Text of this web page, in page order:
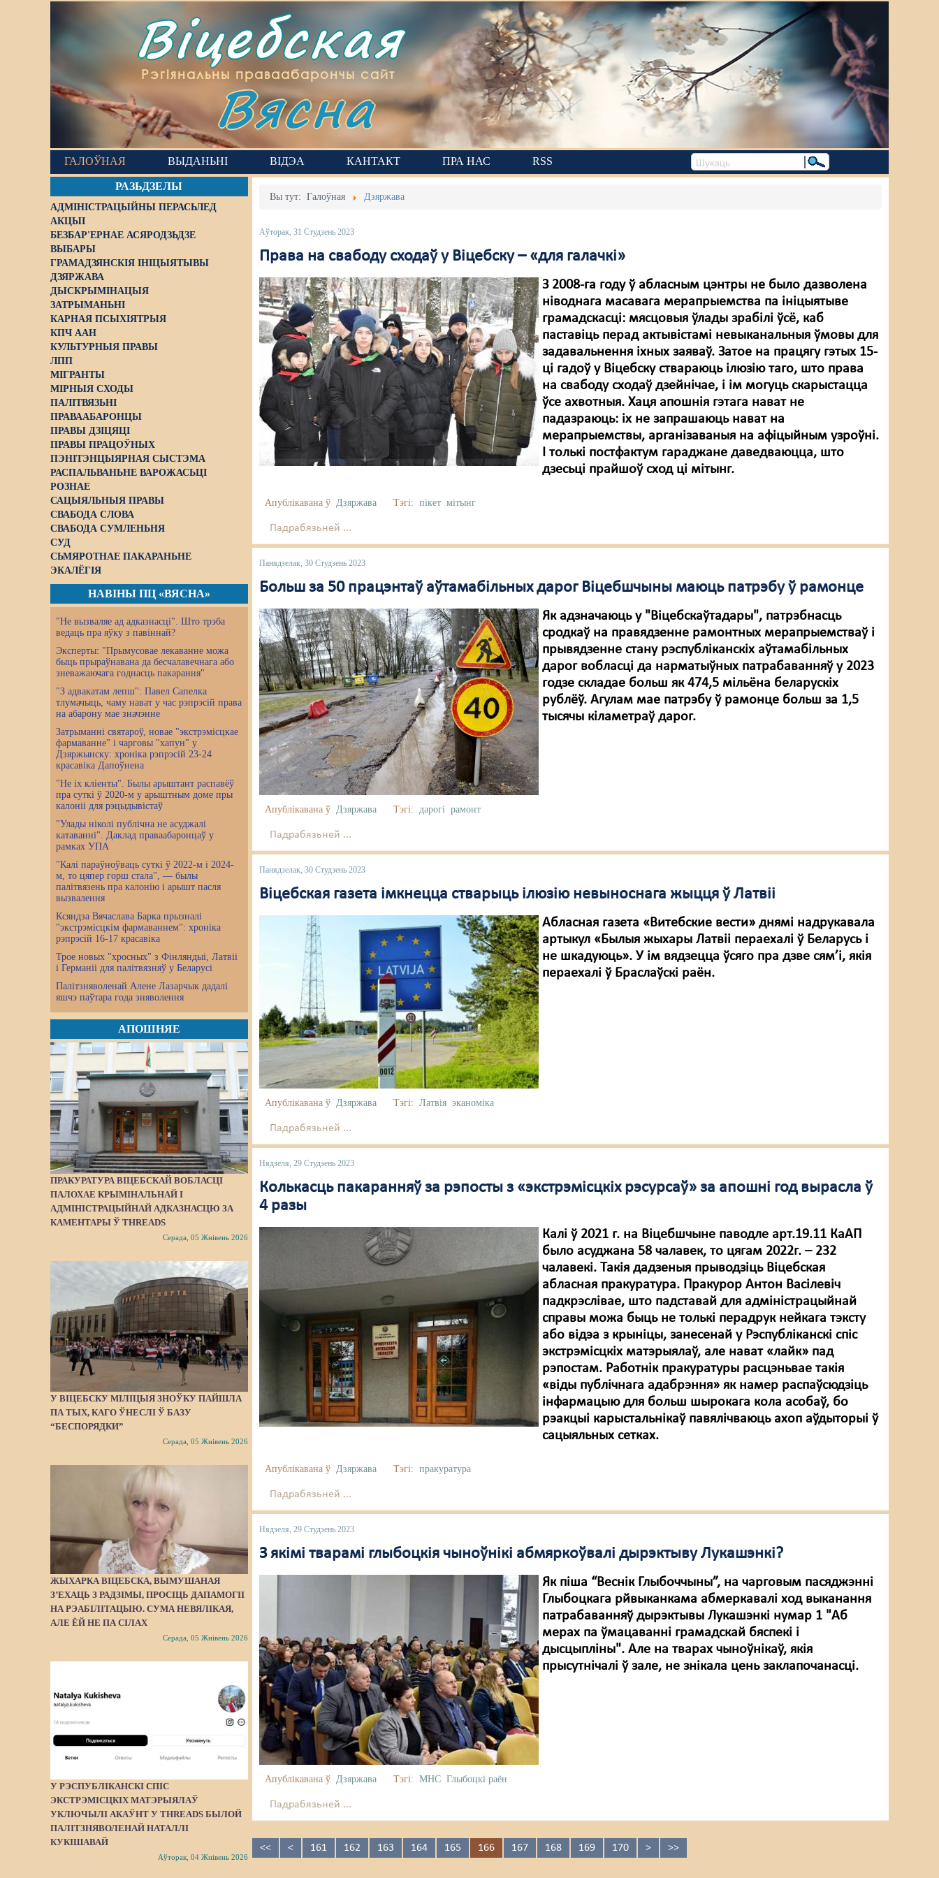
Віцебская
Рэгіянальны праваабарончы сайт
Вясна
ГАЛОЎНАЯ ВЫДАНЬНІ ВІДЭА КАНТАКТ ПРА НАС RSS
РАЗЬДЗЕЛЫ
АДМІНІСТРАЦЫЙНЫ ПЕРАСЬЛЕД
АКЦЫІ
БЕЗБАР'ЕРНАЕ АСЯРОДЗЬДЗЕ
ВЫБАРЫ
ГРАМАДЗЯНСКІЯ ІНІЦЫЯТЫВЫ
ДЗЯРЖАВА
ДЫСКРЫМІНАЦЫЯ
ЗАТРЫМАНЬНІ
КАРНАЯ ПСЫХІЯТРЫЯ
КПЧ ААН
КУЛЬТУРНЫЯ ПРАВЫ
ЛПП
МІГРАНТЫ
МІРНЫЯ СХОДЫ
ПАЛІТВЯЗЬНІ
ПРАВААБАРОНЦЫ
ПРАВЫ ДЗІЦЯЦІ
ПРАВЫ ПРАЦОЎНЫХ
ПЭНІТЭНЦЫЯРНАЯ СЫСТЭМА
РАСПАЛЬВАНЬНЕ ВАРОЖАСЬЦІ
РОЗНАЕ
САЦЫЯЛЬНЫЯ ПРАВЫ
СВАБОДА СЛОВА
СВАБОДА СУМЛЕНЬНЯ
СУД
СЬМЯРОТНАЕ ПАКАРАНЬНЕ
ЭКАЛЁГІЯ
НАВІНЫ ПЦ «ВЯСНА»
"Не вызваляе ад адказнасці". Што трэба
ведаць пра яўку з павіннай?
Эксперты: "Прымусовае лекаванне можа
быць прыраўнавана да бесчалавечнага або
зневажаючага годнасць пакарання"
"З адвакатам лепш": Павел Сапелка
тлумачыць, чаму нават у час рэпрэсій права
на абарону мае значэнне
Затрыманні святароў, новае "экстрэмісцкае
фармаванне" і чарговы "хапун" у
Дзяржынску: хроніка рэпрэсій 23-24
красавіка Дапоўнена
"Не іх кліенты". Былы арыштант распавёў
пра суткі ў 2020-м у арыштным доме пры
калоніі для рэцыдывістаў
"Улады ніколі публічна не асуджалі
катаванні". Даклад праваабаронцаў у
рамках УПА
"Калі параўноўваць суткі ў 2022-м і 2024-
м, то цяпер горш стала", — былы
палітвязень пра калонію і арышт пасля
вызвалення
Ксяндза Вячаслава Барка прызналі
"экстрэмісцкім фармаваннем": хроніка
рэпрэсій 16-17 красавіка
Трое новых "хросных" з Фінляндыі, Латвіі
і Германіі для палітвязняў у Беларусі
Палітзняволенай Алене Лазарчык дадалі
яшчэ паўтара года зняволення
АПОШНЯЕ
ПРАКУРАТУРА ВІЦЕБСКАЙ ВОБЛАСЦІ
ПАЛОХАЕ КРЫМІНАЛЬНАЙ І
АДМІНІСТРАЦЫЙНАЙ АДКАЗНАСЦЮ ЗА
КАМЕНТАРЫ Ў THREADS
Серада, 05 Жнівень 2026
У ВІЦЕБСКУ МІЛІЦЫЯ ЗНОЎКУ ПАЙШЛA
ПА ТЫХ, КАГО ЎНЕСЛІ Ў БАЗУ
“БЕСПОРЯДКИ”
Серада, 05 Жнівень 2026
ЖЫХАРКА ВІЦЕБСКА, ВЫМУШАНАЯ
З’ЕХАЦЬ З РАДЗІМЫ, ПРОСІЦЬ ДАПАМОГІІ
НА РЭАБІЛІТАЦЫЮ. СУМА НЕВЯЛІКАЯ,
АЛЕ ЁЙ НЕ ПА СІЛАХ
Серада, 05 Жнівень 2026
У РЭСПУБЛІКАНСКІ СПІС
ЭКСТРЭМІСЦКІХ МАТЭРЫЯЛАЎ
УКЛЮЧЫЛІ АКАЎНТ У THREADS БЫЛОЙ
ПАЛІТЗНЯВОЛЕНАЙ НАТАЛЛІ
КУКІШАВАЙ
Аўторак, 04 Жнівень 2026
Вы тут:Галоўная Дзяржава
Аўторак, 31 Студзень 2023
Права на свабоду сходаў у Віцебску – «для галачкі»
З 2008-га году ў абласным цэнтры не было дазволена
ніводнага масавага мерапрыемства па ініцыятыве
грамадскасці: мясцовыя ўлады зрабілі ўсё, каб
паставіць перад актывістамі невыканальныя ўмовы для
задавальнення іхных заяваў. Затое на працягу гэтых 15-
ці гадоў у Віцебску ствараюць ілюзію таго, што права
на свабоду сходаў дзейнічае, і ім могуць скарыстацца
ўсе ахвотныя. Хаця апошнія гэтага нават не
падазраюць: іх не запрашаюць нават на
мерапрыемствы, арганізаваныя на афіцыйным узроўні.
І толькі постфактум гараджане даведваюцца, што
дзесьці прайшоў сход ці мітынг.
Апублікавана ў Дзяржава Тэгі: пікет мітынг
Падрабязьней ...
Панядзелак, 30 Студзень 2023
Больш за 50 працэнтаў аўтамабільных дарог Віцебшчыны маюць патрэбу ў рамонце
Як адзначаюць у "Віцебскаўтадары", патрэбнасць
сродкаў на правядзенне рамонтных мерапрыемстваў і
прывядзенне стану рэспубліканскіх аўтамабільных
дарог вобласці да нарматыўных патрабаванняў у 2023
годзе складае больш як 474,5 мільёна беларускіх
рублёў. Агулам мае патрэбу ў рамонце больш за 1,5
тысячы кіламетраў дарог.
Апублікавана ў Дзяржава Тэгі: дарогі рамонт
Падрабязьней ...
Панядзелак, 30 Студзень 2023
Віцебская газета імкнецца стварыць ілюзію невыноснага жыцця ў Латвіі
Абласная газета «Витебские вести» днямі надрукавала
артыкул «Былыя жыхары Латвіі пераехалi ў Беларусь i
не шкадуюць». У ім вядзецца ўсяго пра дзве сям’і, якія
пераехалі ў Браслаўскі раён.
Апублікавана ў Дзяржава Тэгі: Латвія эканоміка
Падрабязьней ...
Нядзеля, 29 Студзень 2023
Колькасць пакаранняў за рэпосты з «экстрэмісцкіх рэсурсаў» за апошні год вырасла ў
4 разы
Калі ў 2021 г. на Віцебшчыне паводле арт.19.11 КаАП
было асуджана 58 чалавек, то цягам 2022г. – 232
чалавекі. Такія дадзеныя прыводзіць Віцебская
абласная пракуратура. Пракурор Антон Васілевіч
падкрэслівае, што падставай для адміністрацыйнай
справы можа быць не толькі перадрук нейкага тэксту
або відэа з крыніцы, занесенай у Рэспубліканскі спіс
экстрэмісцкіх матэрыялаў, але нават «лайк» пад
рэпостам. Работнік пракуратуры расцэньвае такія
«віды публічнага адабрэння» як намер распаўсюдзіць
інфармацыю для больш шырокага кола асобаў, бо
рэакцыі карыстальнікаў павялічваюць ахоп аўдыторыі ў
сацыяльных сетках.
Апублікавана ў Дзяржава Тэгі: пракуратура
Падрабязьней ...
Нядзеля, 29 Студзень 2023
З якімі тварамі глыбоцкія чыноўнікі абмяркоўвалі дырэктыву Лукашэнкі?
Як піша “Веснік Глыбоччыны”, на чарговым пасяджэнні
Глыбоцкага рйвыканкама абмеркавалі ход выканання
патрабаванняў дырэктывы Лукашэнкі нумар 1 "Аб
мерах па ўмацаванні грамадскай бяспекі і
дысцыпліны". Але на тварах чыноўнікаў, якія
прысутнічалі ў зале, не знікала цень заклапочанасці.
Апублікавана ў Дзяржава Тэгі: МНС Глыбоцкі раён
Падрабязьней ...
<< < 161 162 163 164 165 166 167 168 169 170 > >>